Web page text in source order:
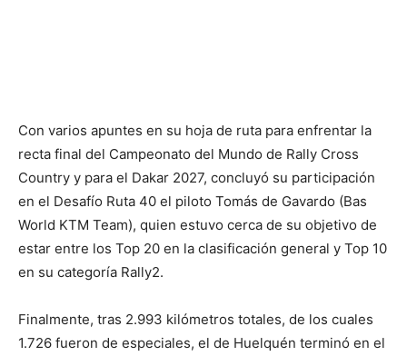
Con varios apuntes en su hoja de ruta para enfrentar la
recta final del Campeonato del Mundo de Rally Cross
Country y para el Dakar 2027, concluyó su participación
en el Desafío Ruta 40 el piloto Tomás de Gavardo (Bas
World KTM Team), quien estuvo cerca de su objetivo de
estar entre los Top 20 en la clasificación general y Top 10
en su categoría Rally2.
Finalmente, tras 2.993 kilómetros totales, de los cuales
1.726 fueron de especiales, el de Huelquén terminó en el